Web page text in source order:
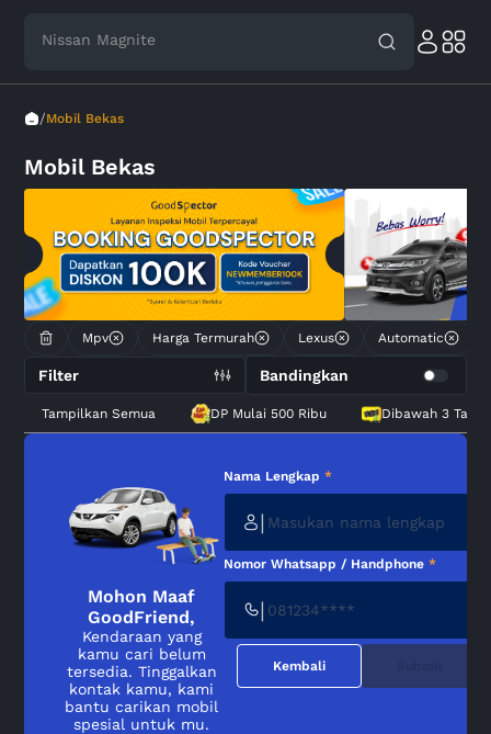
Toyota Avanza
/Mobil Bekas
Mobil Bekas
Mpv Harga Termurah Lexus Automatic
Filter Bandingkan
Tampilkan Semua DP Mulai 500 Ribu Dibawah 3 Tahun
Mohon Maaf
GoodFriend,
Kendaraan yang
kamu cari belum
tersedia. Tinggalkan
kontak kamu, kami
bantu carikan mobil
spesial untuk mu.
Nama Lengkap*
|
Nomor Whatsapp / Handphone*
|
Kembali